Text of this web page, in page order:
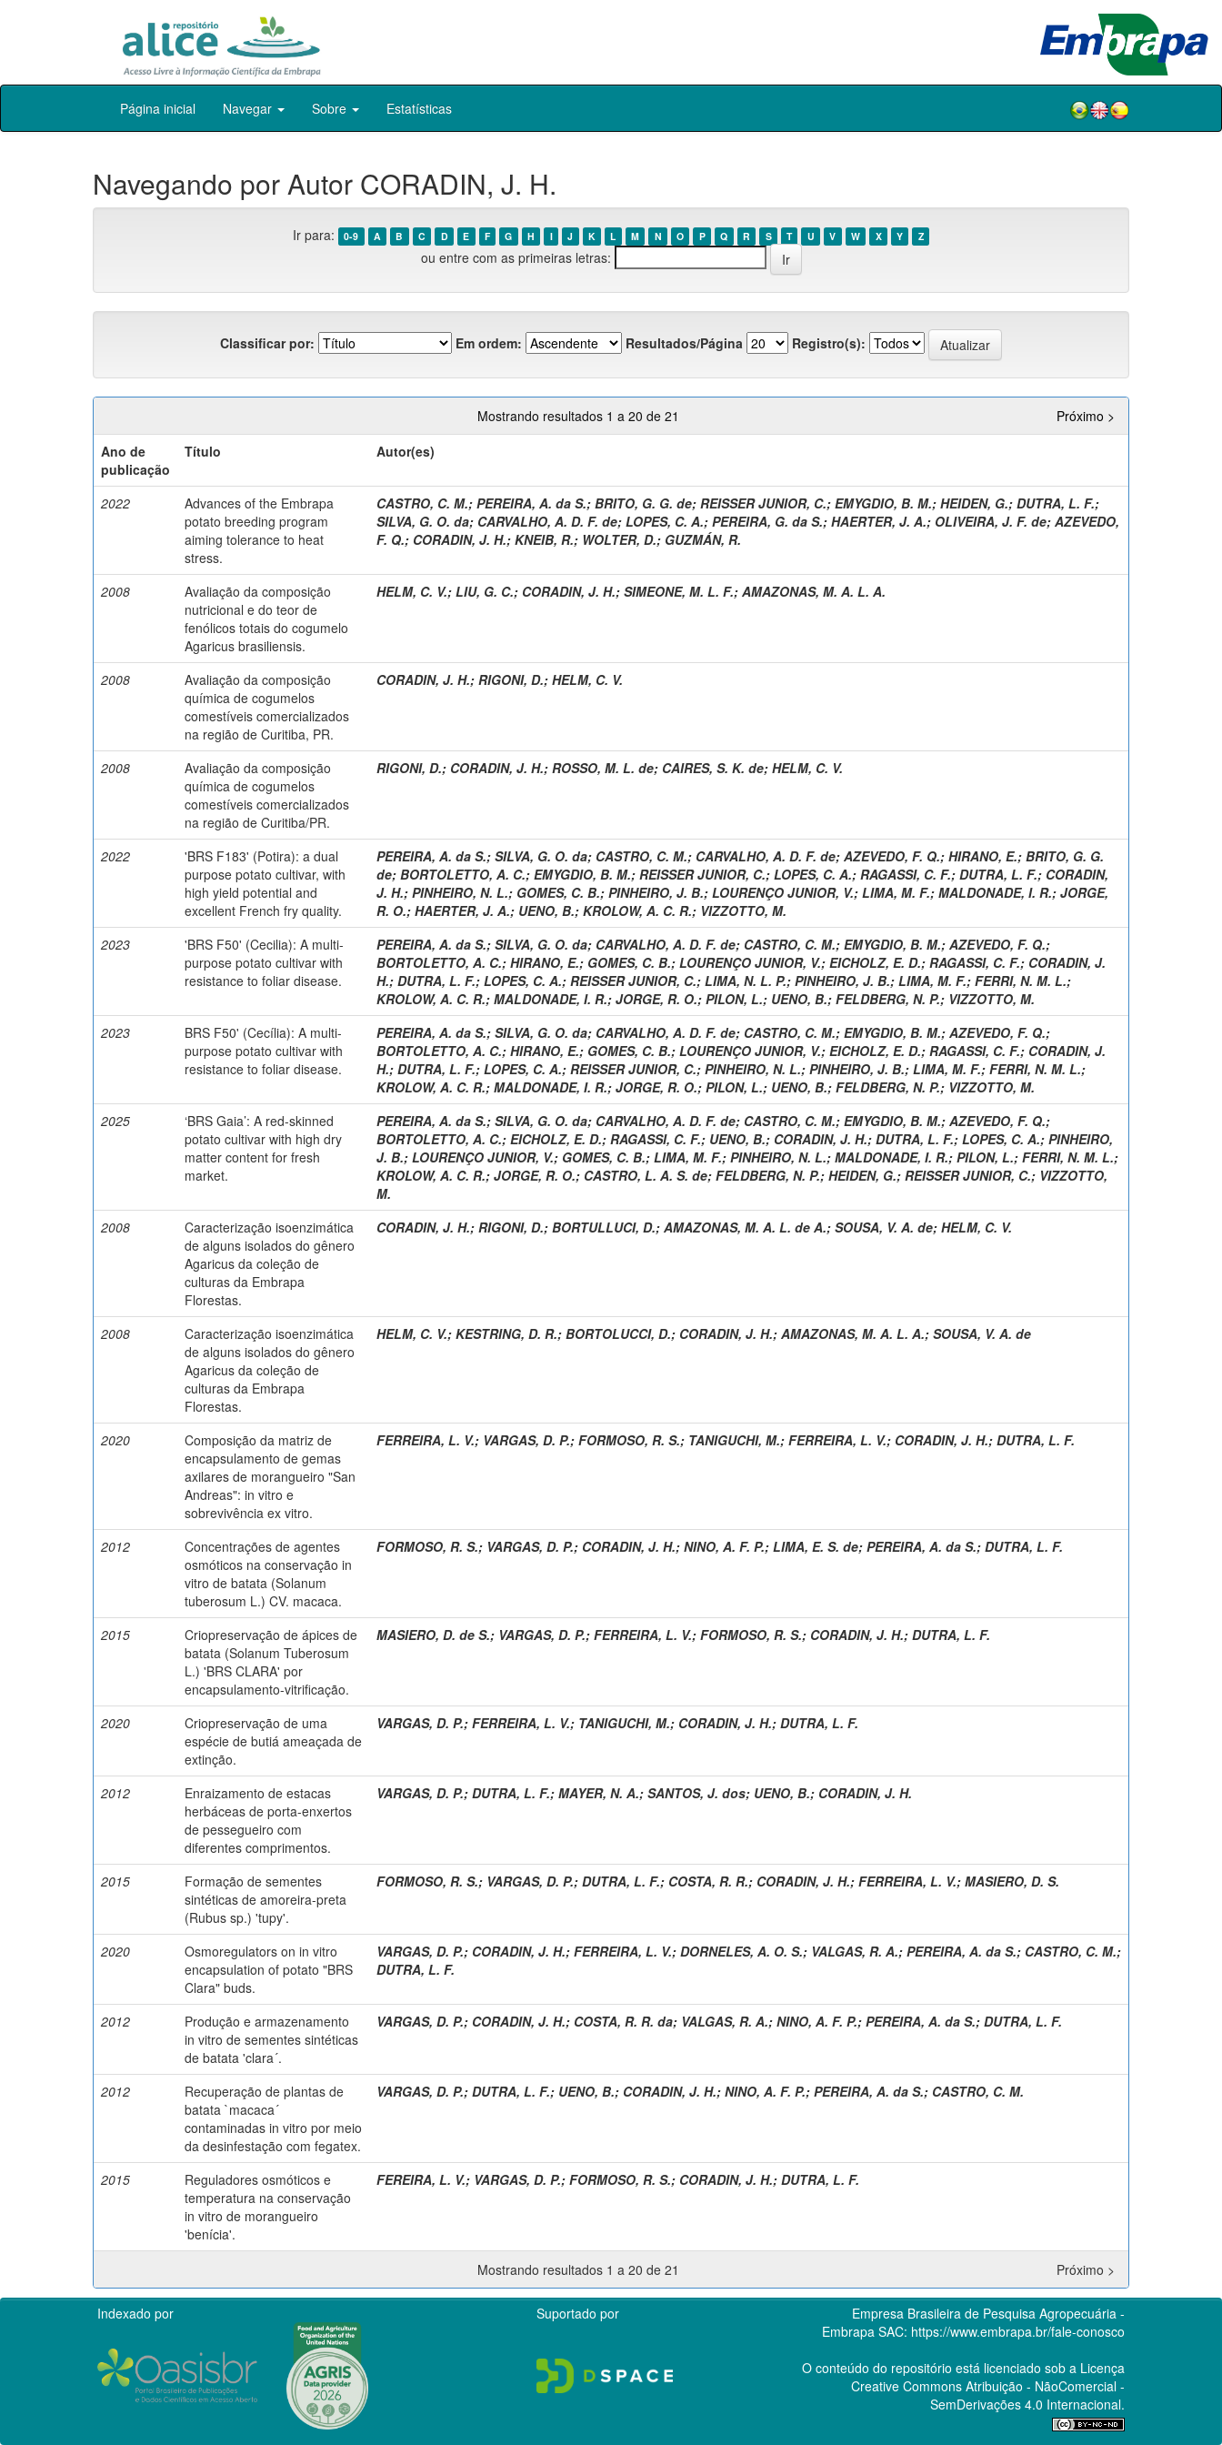
Skip
Página inicial Navegar Sobre Estatísticas
Navegando por Autor CORADIN, J. H.
Ir para: 0-9 A B C D E F G H I J K L M N O P Q R S T U V W X Y Z
ou entre com as primeiras letras:
Classificar por: Em ordem: Resultados/Página Registro(s):
Mostrando resultados 1 a 20 de 21
Próximo >
Ano de
publicação
Título Autor(es)
2022
Advances of the Embrapa
potato breeding program
aiming tolerance to heat
stress.
CASTRO, C. M.; PEREIRA, A. da S.; BRITO, G. G. de; REISSER JUNIOR, C.; EMYGDIO, B. M.; HEIDEN, G.; DUTRA, L. F.;
SILVA, G. O. da; CARVALHO, A. D. F. de; LOPES, C. A.; PEREIRA, G. da S.; HAERTER, J. A.; OLIVEIRA, J. F. de; AZEVEDO,
F. Q.; CORADIN, J. H.; KNEIB, R.; WOLTER, D.; GUZMÁN, R.
2008
Avaliação da composição
nutricional e do teor de
fenólicos totais do cogumelo
Agaricus brasiliensis.
HELM, C. V.; LIU, G. C.; CORADIN, J. H.; SIMEONE, M. L. F.; AMAZONAS, M. A. L. A.
2008
Avaliação da composição
química de cogumelos
comestíveis comercializados
na região de Curitiba, PR.
CORADIN, J. H.; RIGONI, D.; HELM, C. V.
2008
Avaliação da composição
química de cogumelos
comestíveis comercializados
na região de Curitiba/PR.
RIGONI, D.; CORADIN, J. H.; ROSSO, M. L. de; CAIRES, S. K. de; HELM, C. V.
2022
'BRS F183' (Potira): a dual
purpose potato cultivar, with
high yield potential and
excellent French fry quality.
PEREIRA, A. da S.; SILVA, G. O. da; CASTRO, C. M.; CARVALHO, A. D. F. de; AZEVEDO, F. Q.; HIRANO, E.; BRITO, G. G.
de; BORTOLETTO, A. C.; EMYGDIO, B. M.; REISSER JUNIOR, C.; LOPES, C. A.; RAGASSI, C. F.; DUTRA, L. F.; CORADIN,
J. H.; PINHEIRO, N. L.; GOMES, C. B.; PINHEIRO, J. B.; LOURENÇO JUNIOR, V.; LIMA, M. F.; MALDONADE, I. R.; JORGE,
R. O.; HAERTER, J. A.; UENO, B.; KROLOW, A. C. R.; VIZZOTTO, M.
2023
'BRS F50' (Cecilia): A multi-
purpose potato cultivar with
resistance to foliar disease.
PEREIRA, A. da S.; SILVA, G. O. da; CARVALHO, A. D. F. de; CASTRO, C. M.; EMYGDIO, B. M.; AZEVEDO, F. Q.;
BORTOLETTO, A. C.; HIRANO, E.; GOMES, C. B.; LOURENÇO JUNIOR, V.; EICHOLZ, E. D.; RAGASSI, C. F.; CORADIN, J.
H.; DUTRA, L. F.; LOPES, C. A.; REISSER JUNIOR, C.; LIMA, N. L. P.; PINHEIRO, J. B.; LIMA, M. F.; FERRI, N. M. L.;
KROLOW, A. C. R.; MALDONADE, I. R.; JORGE, R. O.; PILON, L.; UENO, B.; FELDBERG, N. P.; VIZZOTTO, M.
2023
BRS F50' (Cecília): A multi-
purpose potato cultivar with
resistance to foliar disease.
PEREIRA, A. da S.; SILVA, G. O. da; CARVALHO, A. D. F. de; CASTRO, C. M.; EMYGDIO, B. M.; AZEVEDO, F. Q.;
BORTOLETTO, A. C.; HIRANO, E.; GOMES, C. B.; LOURENÇO JUNIOR, V.; EICHOLZ, E. D.; RAGASSI, C. F.; CORADIN, J.
H.; DUTRA, L. F.; LOPES, C. A.; REISSER JUNIOR, C.; PINHEIRO, N. L.; PINHEIRO, J. B.; LIMA, M. F.; FERRI, N. M. L.;
KROLOW, A. C. R.; MALDONADE, I. R.; JORGE, R. O.; PILON, L.; UENO, B.; FELDBERG, N. P.; VIZZOTTO, M.
2025
‘BRS Gaia’: A red-skinned
potato cultivar with high dry
matter content for fresh
market.
PEREIRA, A. da S.; SILVA, G. O. da; CARVALHO, A. D. F. de; CASTRO, C. M.; EMYGDIO, B. M.; AZEVEDO, F. Q.;
BORTOLETTO, A. C.; EICHOLZ, E. D.; RAGASSI, C. F.; UENO, B.; CORADIN, J. H.; DUTRA, L. F.; LOPES, C. A.; PINHEIRO,
J. B.; LOURENÇO JUNIOR, V.; GOMES, C. B.; LIMA, M. F.; PINHEIRO, N. L.; MALDONADE, I. R.; PILON, L.; FERRI, N. M. L.;
KROLOW, A. C. R.; JORGE, R. O.; CASTRO, L. A. S. de; FELDBERG, N. P.; HEIDEN, G.; REISSER JUNIOR, C.; VIZZOTTO,
M.
2008
Caracterização isoenzimática
de alguns isolados do gênero
Agaricus da coleção de
culturas da Embrapa
Florestas.
CORADIN, J. H.; RIGONI, D.; BORTULLUCI, D.; AMAZONAS, M. A. L. de A.; SOUSA, V. A. de; HELM, C. V.
2008
Caracterização isoenzimática
de alguns isolados do gênero
Agaricus da coleção de
culturas da Embrapa
Florestas.
HELM, C. V.; KESTRING, D. R.; BORTOLUCCI, D.; CORADIN, J. H.; AMAZONAS, M. A. L. A.; SOUSA, V. A. de
2020
Composição da matriz de
encapsulamento de gemas
axilares de morangueiro "San
Andreas": in vitro e
sobrevivência ex vitro.
FERREIRA, L. V.; VARGAS, D. P.; FORMOSO, R. S.; TANIGUCHI, M.; FERREIRA, L. V.; CORADIN, J. H.; DUTRA, L. F.
2012
Concentrações de agentes
osmóticos na conservação in
vitro de batata (Solanum
tuberosum L.) CV. macaca.
FORMOSO, R. S.; VARGAS, D. P.; CORADIN, J. H.; NINO, A. F. P.; LIMA, E. S. de; PEREIRA, A. da S.; DUTRA, L. F.
2015
Criopreservação de ápices de
batata (Solanum Tuberosum
L.) 'BRS CLARA' por
encapsulamento-vitrificação.
MASIERO, D. de S.; VARGAS, D. P.; FERREIRA, L. V.; FORMOSO, R. S.; CORADIN, J. H.; DUTRA, L. F.
2020
Criopreservação de uma
espécie de butiá ameaçada de
extinção.
VARGAS, D. P.; FERREIRA, L. V.; TANIGUCHI, M.; CORADIN, J. H.; DUTRA, L. F.
2012
Enraizamento de estacas
herbáceas de porta-enxertos
de pessegueiro com
diferentes comprimentos.
VARGAS, D. P.; DUTRA, L. F.; MAYER, N. A.; SANTOS, J. dos; UENO, B.; CORADIN, J. H.
2015
Formação de sementes
sintéticas de amoreira-preta
(Rubus sp.) 'tupy'.
FORMOSO, R. S.; VARGAS, D. P.; DUTRA, L. F.; COSTA, R. R.; CORADIN, J. H.; FERREIRA, L. V.; MASIERO, D. S.
2020
Osmoregulators on in vitro
encapsulation of potato "BRS
Clara" buds.
VARGAS, D. P.; CORADIN, J. H.; FERREIRA, L. V.; DORNELES, A. O. S.; VALGAS, R. A.; PEREIRA, A. da S.; CASTRO, C. M.;
DUTRA, L. F.
2012
Produção e armazenamento
in vitro de sementes sintéticas
de batata 'clara´.
VARGAS, D. P.; CORADIN, J. H.; COSTA, R. R. da; VALGAS, R. A.; NINO, A. F. P.; PEREIRA, A. da S.; DUTRA, L. F.
2012
Recuperação de plantas de
batata `macaca´
contaminadas in vitro por meio
da desinfestação com fegatex.
VARGAS, D. P.; DUTRA, L. F.; UENO, B.; CORADIN, J. H.; NINO, A. F. P.; PEREIRA, A. da S.; CASTRO, C. M.
2015
Reguladores osmóticos e
temperatura na conservação
in vitro de morangueiro
'benícia'.
FEREIRA, L. V.; VARGAS, D. P.; FORMOSO, R. S.; CORADIN, J. H.; DUTRA, L. F.
Mostrando resultados 1 a 20 de 21 Próximo >
Indexado por Suportado por
Empresa Brasileira de Pesquisa Agropecuária -
Embrapa SAC: https://www.embrapa.br/fale-conosco
O conteúdo do repositório está licenciado sob a Licença
Creative CommonsAtribuição - NãoComercial -
SemDerivações 4.0 Internacional.